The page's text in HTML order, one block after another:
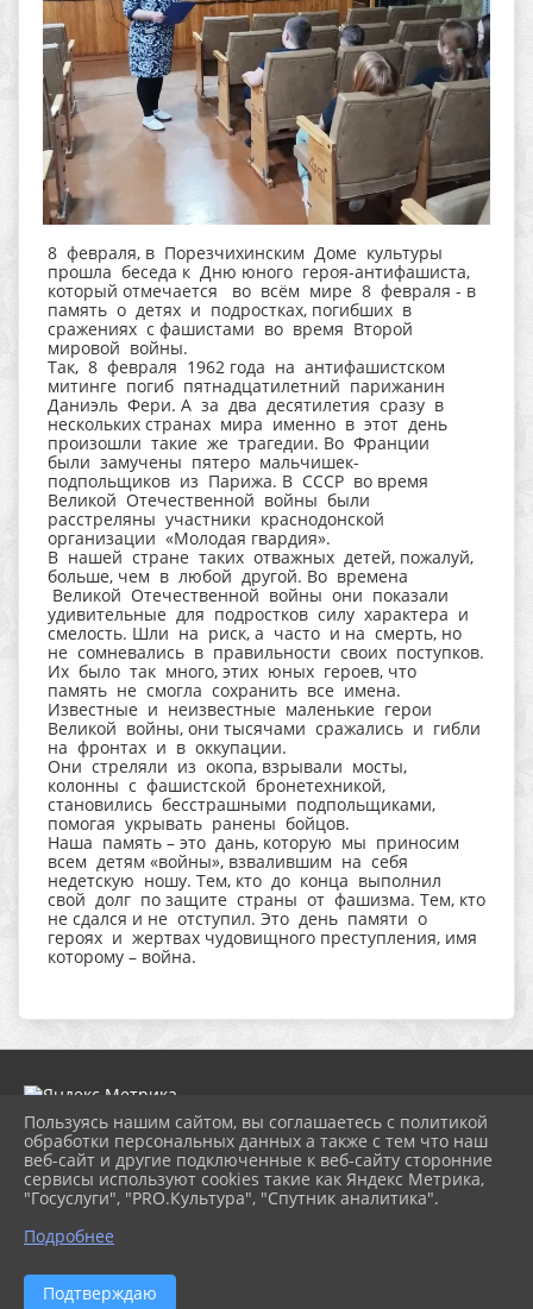
8 февраля, в Порезчихинским Доме культуры
прошла беседа к Дню юного героя-антифашиста,
который отмечается во всём мире 8 февраля - в
память о детях и подростках, погибших в
сражениях с фашистами во время Второй
мировой войны.
Так, 8 февраля 1962 года на антифашистском
митинге погиб пятнадцатилетний парижанин
Даниэль Фери. А за два десятилетия сразу в
нескольких странах мира именно в этот день
произошли такие же трагедии. Во Франции
были замучены пятеро мальчишек-
подпольщиков из Парижа. В СССР во время
Великой Отечественной войны были
расстреляны участники краснодонской
организации «Молодая гвардия».
В нашей стране таких отважных детей, пожалуй,
больше, чем в любой другой. Во времена
Великой Отечественной войны они показали
удивительные для подростков силу характера и
смелость. Шли на риск, а часто и на смерть, но
не сомневались в правильности своих поступков.
Их было так много, этих юных героев, что
память не смогла сохранить все имена.
Известные и неизвестные маленькие герои
Великой войны, они тысячами сражались и гибли
на фронтах и в оккупации.
Они стреляли из окопа, взрывали мосты,
колонны с фашистской бронетехникой,
становились бесстрашными подпольщиками,
помогая укрывать ранены бойцов.
Наша память – это дань, которую мы приносим
всем детям «войны», взвалившим на себя
недетскую ношу. Тем, кто до конца выполнил
свой долг по защите страны от фашизма. Тем, кто
не сдался и не отступил. Это день памяти о
героях и жертвах чудовищного преступления, имя
которому – война.
2026 г. dk-bholunca.ru
Вход
Карта сайта
Политика обработки персональных данных
Сделано на KubCMS
Разработка и поддержка
Пользуясь нашим сайтом, вы соглашаетесь с политикой
обработки персональных данных а также с тем что наш
веб-сайт и другие подключенные к веб-сайту сторонние
сервисы используют cookies такие как Яндекс Метрика,
"Госуслуги", "PRO.Культура", "Спутник аналитика".
Подробнее
Подтверждаю